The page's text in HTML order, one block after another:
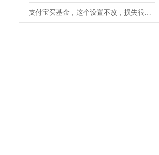
支付宝买基金，这个设置不改，损失很多钱